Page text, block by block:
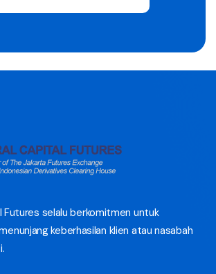
Futures selalu berkomitmen untuk
keberhasilan klien atau nasabah